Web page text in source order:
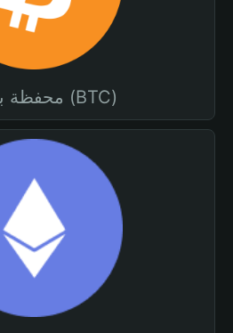
محفظة بيتكوين (BTC)